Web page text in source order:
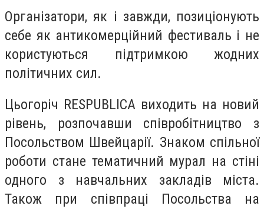
Організатори, як і завжди, позиціонують
себе як антикомерційний фестиваль і не
користуються підтримкою жодних
політичних сил.
Цьогоріч RESPUBLICA виходить на новий
рівень, розпочавши співробітництво з
Посольством Швейцарії. Знаком спільної
роботи стане тематичний мурал на стіні
одного з навчальних закладів міста.
Також при співпраці Посольства на